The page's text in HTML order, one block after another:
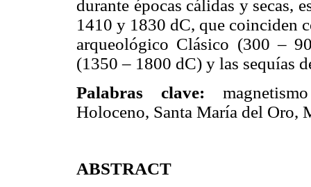
durante épocas cálidas y secas,
1410 y 1830 dC, que coinciden
arqueológico Clásico (300 –
(1350 – 1800 dC) y las sequías
Palabras clave:
Holoceno, Santa María del Oro,
ABSTRACT